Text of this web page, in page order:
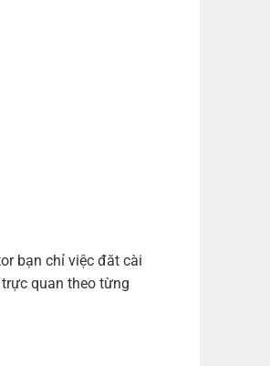
bạn chỉ việc đăt cài
quan theo từng